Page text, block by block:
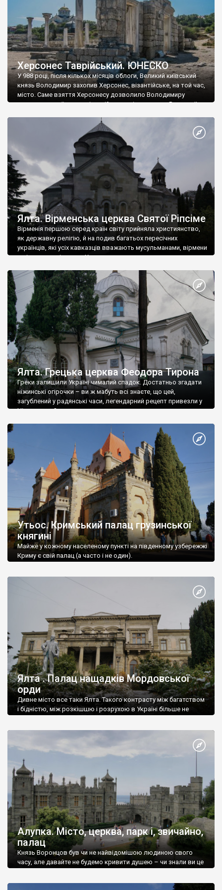
Херсонес Таврійський. ЮНЕСКО
У 988 році, після кількох місяців облоги, Великий київський
князь Володимир захопив Херсонес, візантійське, на той час,
місто. Саме взяття Херсонесу дозволило Володимиру
диктувати свої умови візантійському імператору Василю ІІ, та
Херсонесі Володимир-язичник, став Василем-християнином.
А потім було Хрещення Русі. На честь Херсонесу Таврійського
Ялта. Вірменська церква Святої Ріпсіме
Вірменія першою серед країн світу прийняла християнство,
як державну релігію, й на подив багатьох пересічних
українців, які усіх кавказців вважають мусульманами, вірмени
є відданими вірянами Христа
Ялта. Грецька церква Феодора Тирона
Греки залишили Україні чималий спадок. Достатньо згадати
ніжинські огірочки – ви ж мабуть всі знаєте, що цей,
загублений у радянські часи, легендарний рецепт привезли у
Ніжин греки?
Утьос. Кримський палац грузинської
княгині
Майже у кожному населеному пункті на південному узбережжі
Криму є свій палац (а часто і не один).
Ялта . Палац нащадків Мордовської
орди
Дивне місто все таки Ялта. Такого контрасту між багатством
і бідністю, між розкішшю і розрухою в Україні більше не
Алупка. Місто, церква, парк і, звичайно,
палац
Князь Воронцов був чи не найвідомішою людиною свого
часу, але давайте не будемо кривити душею – чи знали ви це